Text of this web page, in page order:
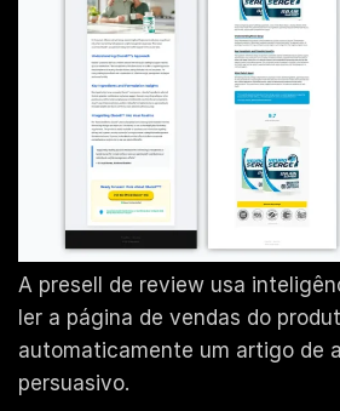
A presell de review usa
ler a página de vendas do
automaticamente um artigo de
persuasivo.